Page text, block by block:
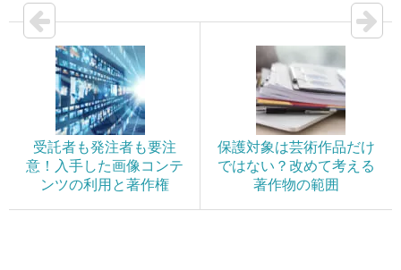
受託者も発注者も要注
意！入手した画像コンテ
ンツの利用と著作権
保護対象は芸術作品だけ
ではない？改めて考える
著作物の範囲